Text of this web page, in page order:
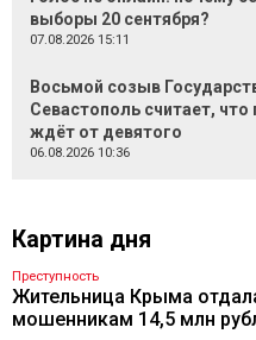
выборы 20 сентября?
07.08.2026 15:11
Восьмой созыв
Севастополь считает,
ждёт от девятого
06.08.2026 10:36
Картина дня
Преступность
Жительница Крыма
мошенникам 14,5 млн